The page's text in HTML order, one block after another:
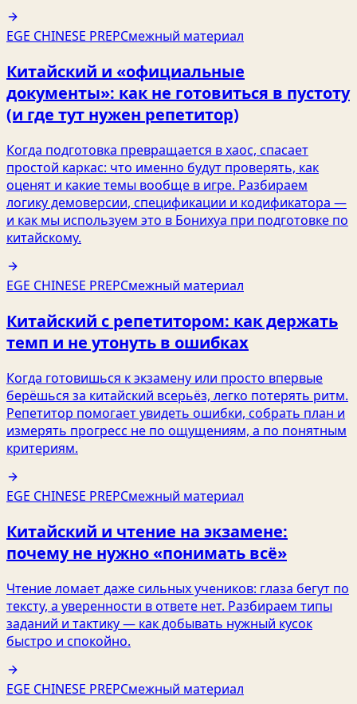
EGE CHINESE PREPСмежный материал
Китайский и «официальные
документы»: как не готовиться в пустоту
(и где тут нужен репетитор)
Когда подготовка превращается в хаос, спасает
простой каркас: что именно будут проверять, как
оценят и какие темы вообще в игре. Разбираем
логику демоверсии, спецификации и кодификатора —
и как мы используем это в Бонихуа при подготовке по
китайскому.
EGE CHINESE PREPСмежный материал
Китайский с репетитором: как держать
темп и не утонуть в ошибках
Когда готовишься к экзамену или просто впервые
берёшься за китайский всерьёз, легко потерять ритм.
Репетитор помогает увидеть ошибки, собрать план и
измерять прогресс не по ощущениям, а по понятным
критериям.
EGE CHINESE PREPСмежный материал
Китайский и чтение на экзамене:
почему не нужно «понимать всё»
Чтение ломает даже сильных учеников: глаза бегут по
тексту, а уверенности в ответе нет. Разбираем типы
заданий и тактику — как добывать нужный кусок
быстро и спокойно.
EGE CHINESE PREPСмежный материал